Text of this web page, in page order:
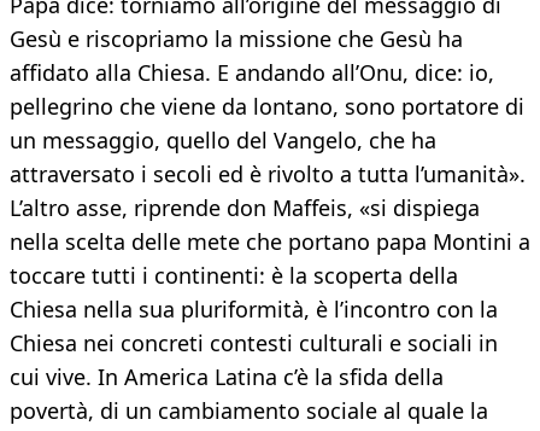
Gesù e riscopriamo la missione che Gesù ha
affidato alla Chiesa. E andando all’Onu, dice: io,
pellegrino che viene da lontano, sono portatore di
un messaggio, quello del Vangelo, che ha
attraversato i secoli ed è rivolto a tutta l’umanità».
L’altro asse, riprende don Maffeis, «si dispiega
nella scelta delle mete che portano papa Montini a
toccare tutti i continenti: è la scoperta della
Chiesa nella sua pluriformità, è l’incontro con la
Chiesa nei concreti contesti culturali e sociali in
cui vive. In America Latina c’è la sfida della
povertà, di un cambiamento sociale al quale la